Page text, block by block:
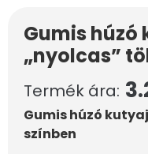
Gumis
„nyolcas”
Termék ára:
Gumis húzó
színben